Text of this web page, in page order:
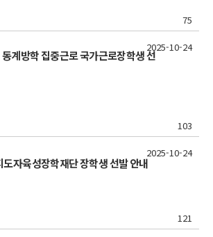
75
계방학 집중근로 국가근로장학생 선
103
2025-10-24
자육성장학재단 장학생 선발 안내
121
2025-10-24